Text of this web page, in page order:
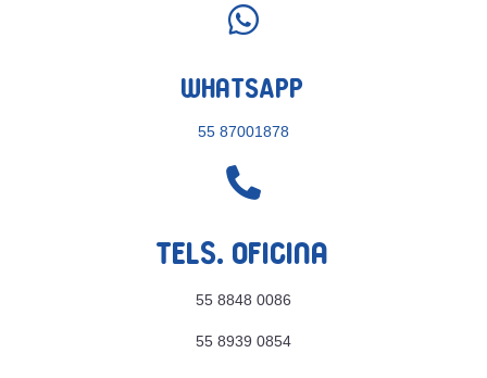

WhatsApp
55 87001878

Tels. Oficina
55 8848 0086
55 8939 0854